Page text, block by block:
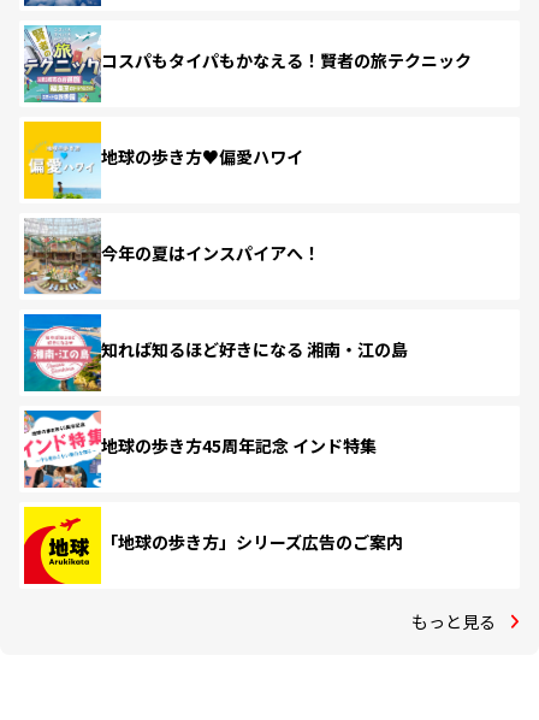
コスパもタイパもかなえる！賢者の旅テクニック
地球の歩き方♥偏愛ハワイ
今年の夏はインスパイアへ！
知れば知るほど好きになる 湘南・江の島
地球の歩き方45周年記念 インド特集
「地球の歩き方」シリーズ広告のご案内
もっと見る